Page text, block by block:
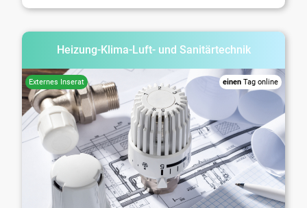
Heizung-Klima-Luft- und Sanitärtechnik
einen Tag online